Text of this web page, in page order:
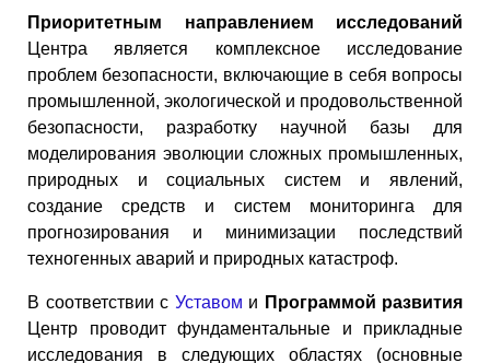
Приоритетным направлением исследований
Центра является комплексное исследование
проблем безопасности, включающие в себя вопросы
промышленной, экологической и продовольственной
безопасности, разработку научной базы для
моделирования эволюции сложных промышленных,
природных и социальных систем и явлений,
создание средств и систем мониторинга для
прогнозирования и минимизации последствий
техногенных аварий и природных катастроф.
В соответствии с Уставом и Программой развития
Центр проводит фундаментальные и прикладные
исследования в следующих областях (основные